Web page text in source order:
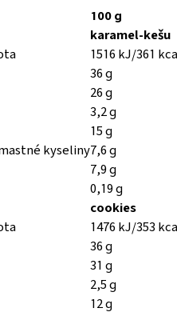
100 g
karamel-kešu
1516 kJ/361
36 g
26 g
3,2 g
15 g
kyseliny7,6 g
7,9 g
0,19 g
cookies
1476 kJ/353
36 g
31 g
2,5 g
12 g